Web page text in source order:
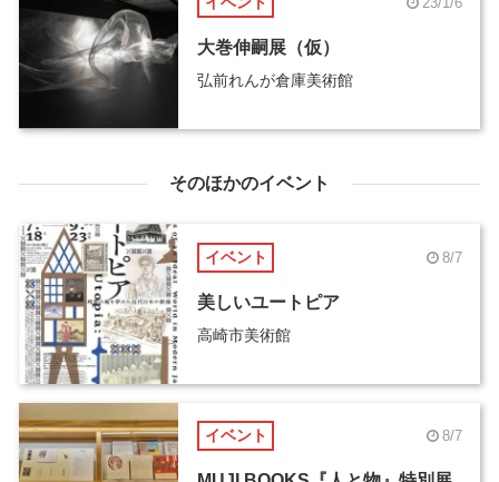
大巻伸嗣展（仮）
弘前れんが倉庫美術館
そのほかのイベント
イベント 8/7
美しいユートピア
高崎市美術館
イベント 8/7